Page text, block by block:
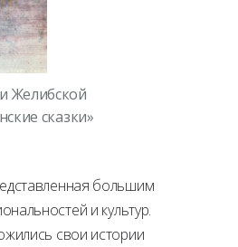
Желибской
сказки»
большим
и культур.
свои истории